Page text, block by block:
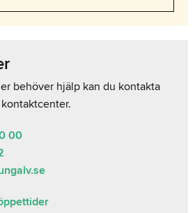
behöver hjälp kan du kontakta
00